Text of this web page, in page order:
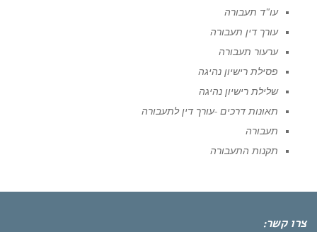
עו"ד תעבורה
עורך דין תעבורה
ערעור תעבורה
פסילת רישיון נהיגה
שלילת רישיון נהיגה
תאונות דרכים -עורך דין לתעבורה
תעבורה
תקנות התעבורה
צרו קשר: